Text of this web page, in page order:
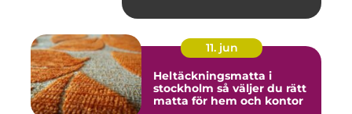
11. jun
Heltäckningsmatta i
stockholm så väljer du rätt
matta för hem och kontor